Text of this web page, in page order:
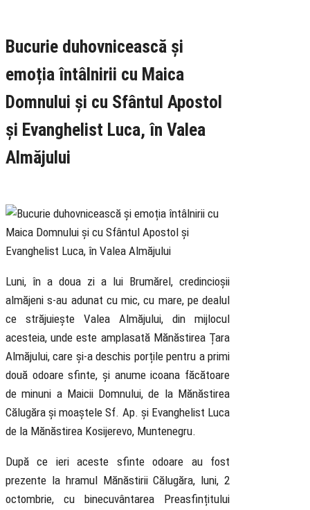
Bucurie duhovnicească și
emoția întâlnirii cu Maica
Domnului și cu Sfântul Apostol
și Evanghelist Luca, în Valea
Almăjului
Luni, în a doua zi a lui Brumărel, credincioșii
almăjeni s-au adunat cu mic, cu mare, pe dealul
ce străjuiește Valea Almăjului, din mijlocul
acesteia, unde este amplasată Mănăstirea Țara
Almăjului, care și-a deschis porțile pentru a primi
două odoare sfinte, și anume icoana făcătoare
de minuni a Maicii Domnului, de la Mănăstirea
Călugăra și moaștele Sf. Ap. și Evanghelist Luca
de la Mănăstirea Kosijerevo, Muntenegru.
După ce ieri aceste sfinte odoare au fost
prezente la hramul Mănăstirii Călugăra, luni, 2
octombrie, cu binecuvântarea Preasfințitului